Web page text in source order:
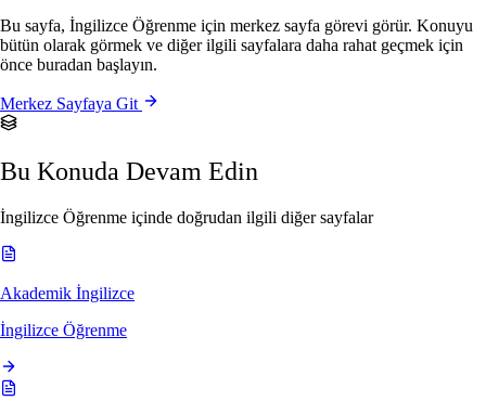
Bu sayfa, İngilizce Öğrenme için merkez sayfa görevi görür. Konuyu
bütün olarak görmek ve diğer ilgili sayfalara daha rahat geçmek için
önce buradan başlayın.
Merkez Sayfaya Git
Bu Konuda Devam Edin
İngilizce Öğrenme içinde doğrudan ilgili diğer sayfalar
Akademik İngilizce
İngilizce Öğrenme